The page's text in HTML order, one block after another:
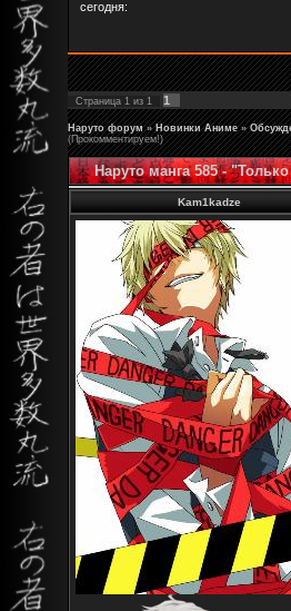
сегодня:
Страница 1 из 1 1
Наруто форум » Новинки Аниме »
(Прокомментируем!)
Наруто манга 585 -
Kam1kadze